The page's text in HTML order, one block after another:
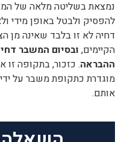
נמצאת בשליטה מלאה של
להפסיק ולבטל באופן מידי
דחיה לא זו בלבד שאינה
הקיימים, ובסיום המשבר
ההבראה. כזכור, בתקופה זו
מוגדרת כתקופת משבר על
אותם.